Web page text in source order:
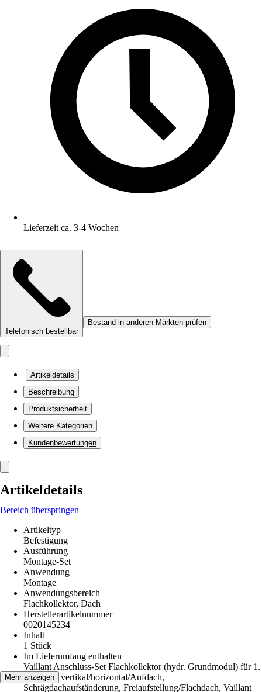
Lieferzeit ca. 3-4 Wochen
Telefonisch bestellbar
Bestand in anderen Märkten prüfen
Artikeldetails
Beschreibung
Produktsicherheit
Weitere Kategorien
Kundenbewertungen
Artikeldetails
Bereich überspringen
Artikeltyp
Befestigung
Ausführung
Montage-Set
Anwendung
Montage
Anwendungsbereich
Flachkollektor, Dach
Herstellerartikelnummer
0020145234
Inhalt
1 Stück
Im Lieferumfang enthalten
Vaillant Anschluss-Set Flachkollektor (hydr. Grundmodul) für 1.
Kollektor vertikal/horizontal/Aufdach,
Schrägdachaufständerung, Freiaufstellung/Flachdach, Vaillant
Mehr anzeigen